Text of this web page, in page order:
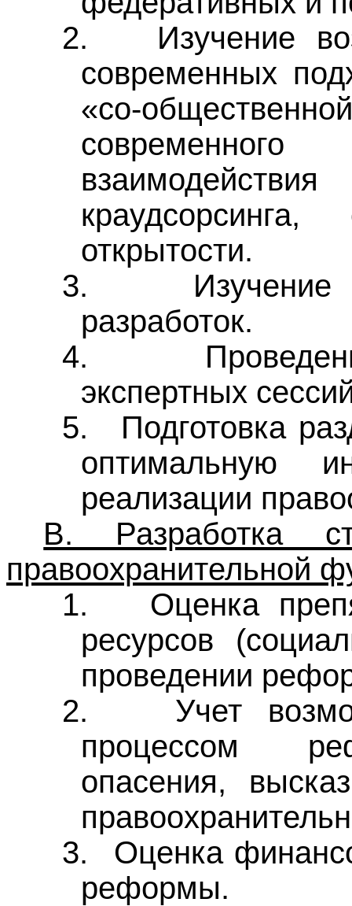
2.
Изучение
современных
«со-
современного
открытости.
3.
разработок.
4.
экспертных
5.
Подготовка
оптимальную
реализации
В. Разработка
правоохранительной
1.
Оценка
ресурсов
проведении
2.
Учет
процессом
опасения,
3.
Оценка
реформы.